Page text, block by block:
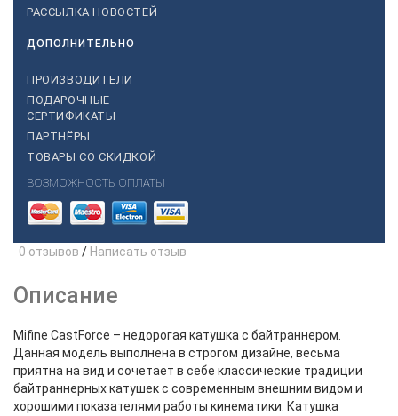
РАССЫЛКА НОВОСТЕЙ
ДОПОЛНИТЕЛЬНО
ПРОИЗВОДИТЕЛИ
ПОДАРОЧНЫЕ
СЕРТИФИКАТЫ
ПАРТНЁРЫ
ТОВАРЫ СО СКИДКОЙ
ВОЗМОЖНОСТЬ ОПЛАТЫ
0 отзывов / Написать отзыв
Описание
Mifine CastForce – недорогая катушка с байтраннером.
Данная модель выполнена в строгом дизайне, весьма
приятна на вид и сочетает в себе классические традиции
байтраннерных катушек с современным внешним видом и
хорошими показателями работы кинематики. Катушка